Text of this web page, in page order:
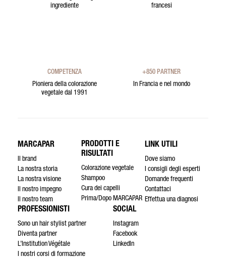
ingrediente
francesi
COMPETENZA
Pioniera della colorazione
vegetale dal 1991
+850 PARTNER
In Francia e nel mondo
MARCAPAR
Il brand
La nostra storia
La nostra visione
Il nostro impegno
Il nostro team
PRODOTTI E
RISULTATI
Colorazione vegetale
Shampoo
Cura dei capelli
Prima/Dopo MARCAPAR
LINK UTILI
Dove siamo
I consigli degli esperti
Domande frequenti
Contattaci
Effettua una diagnosi
PROFESSIONISTI
Sono un hair stylist partner
Diventa partner
L’Institution Végétale
I nostri corsi di formazione
SOCIAL
Instagram
Facebook
LinkedIn